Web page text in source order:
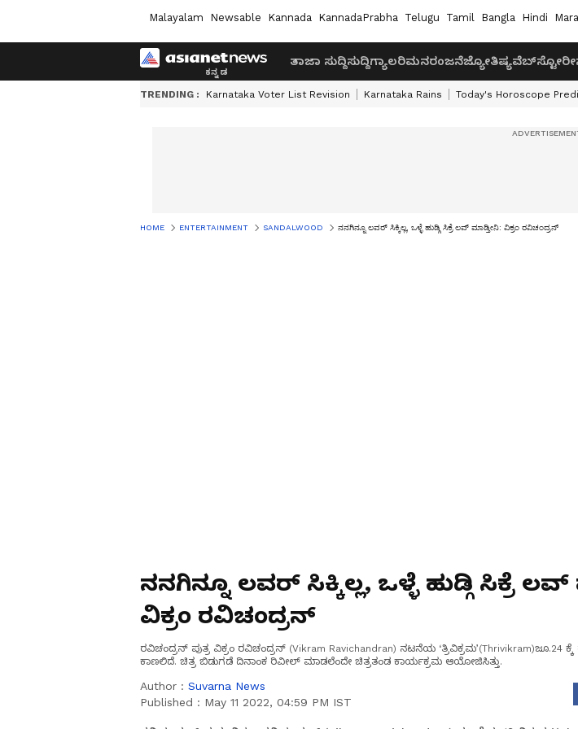
Malayalam Newsable Kannada KannadaPrabha Telugu Tamil Bangla Hindi
ತಾಜಾ ಸುದ್ದಿಸುದ್ದಿಗ್ಯಾಲರಿಮನರಂಜನೆಜ್ಯೋತಿಷ್ಯ
TRENDING : Karnataka Voter List Revision Karnataka Rains Today's Horoscope
HOME ENTERTAINMENT SANDALWOOD ನನಗಿನ್ನೂ ಲವರ್ ಸಿಕ್ಕಿಲ್ಲ, ಒಳ್ಳೆ ಹುಡ್ಗಿ ಸಿಕ್ರೆ ಲವ್ ಮಾಡ್ತೀನಿ: ವಿಕ್ರಂ ರವಿಚಂದ್ರನ್
ನನಗಿನ್ನೂ ಲವರ್ ಸಿಕ್ಕಿಲ್ಲ, ಒಳ್ಳೆ ಹುಡ್ಗಿ ಸಿಕ್ರೆ ಲವ್
ವಿಕ್ರಂ ರವಿಚಂದ್ರನ್
ರವಿಚಂದ್ರನ್‌ ಪುತ್ರ ವಿಕ್ರಂ ರವಿಚಂದ್ರನ್‌ (Vikram Ravichandran) ನಟನೆಯ ‘ತ್ರಿವಿಕ್ರಮ’(Thrivikram)ಜೂ.24 ಕ್ಕೆ
ಕಾಣಲಿದೆ. ಚಿತ್ರ ಬಿಡುಗಡೆ ದಿನಾಂಕ ರಿವೀಲ್‌ ಮಾಡಲೆಂದೇ ಚಿತ್ರತಂಡ ಕಾರ್ಯಕ್ರಮ ಆಯೋಜಿಸಿತ್ತು.
Author : Suvarna News
Published : May 11 2022, 04:59 PM IST